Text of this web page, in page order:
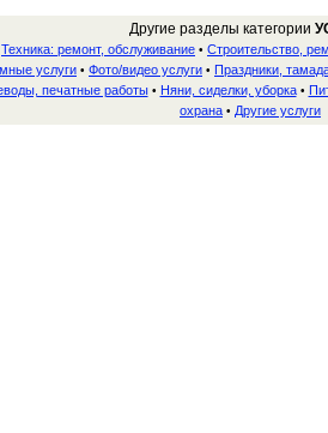
Другие разделы категории
Техника: ремонт, обслуживание • Строительство,
услуги • Фото/видео услуги • Праздники,
печатные работы• Няни, сиделки, уборка•
охрана • Другие услуги